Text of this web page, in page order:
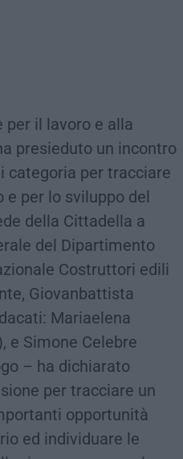
per il lavoro e alla
presieduto un incontro
categoria per tracciare
e per lo sviluppo del
della Cittadella a
del Dipartimento
Costruttori edili
Giovanbattista
Mariaelena
e Simone Celebre
– ha dichiarato
per tracciare un
opportunità
ed individuare le